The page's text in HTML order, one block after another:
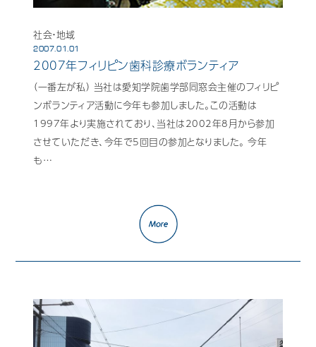
社会・地域
2007.01.01
2007年フィリピン歯科診療ボランティア
（一番左が私） 当社は愛知学院歯学部同窓会主催のフィリピ
ンボランティア活動に今年も参加しました。この活動は
1997年より実施されており、当社は2002年8月から参加
させていただき、今年で5回目の参加となりました。 今年
も…